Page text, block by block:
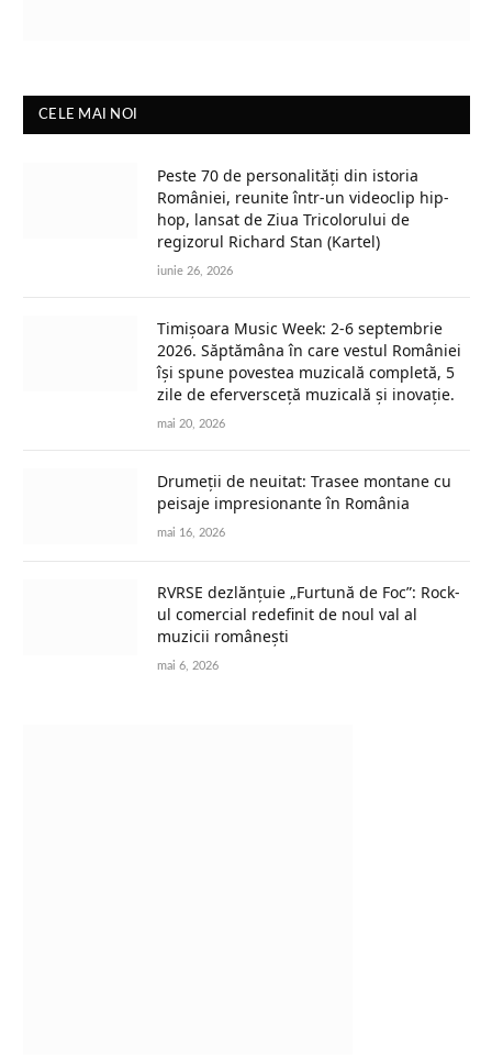
CELE MAI NOI
Peste 70 de personalități din istoria
României, reunite într-un videoclip hip-
hop, lansat de Ziua Tricolorului de
regizorul Richard Stan (Kartel)
iunie 26, 2026
Timișoara Music Week: 2-6 septembrie
2026. Săptămâna în care vestul României
își spune povestea muzicală completă, 5
zile de eferversceță muzicală și inovație.
mai 20, 2026
Drumeții de neuitat: Trasee montane cu
peisaje impresionante în România
mai 16, 2026
RVRSE dezlănțuie „Furtună de Foc”: Rock-
ul comercial redefinit de noul val al
muzicii românești
mai 6, 2026